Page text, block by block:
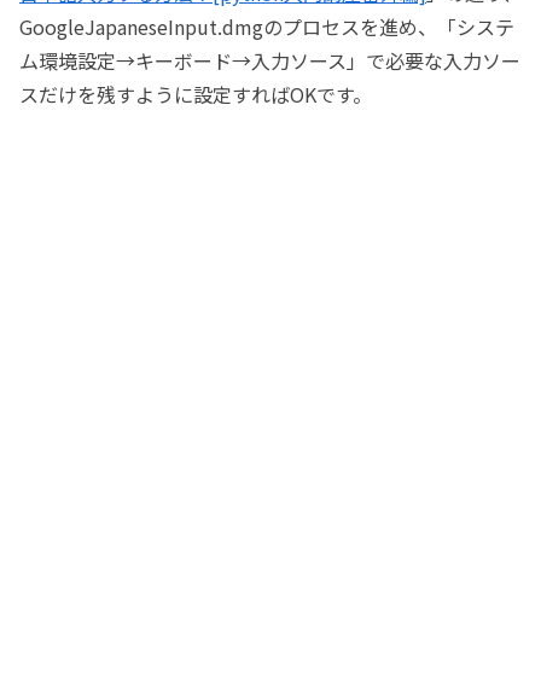
GoogleJapaneseInput.dmgのプロセスを進め、「システ
ム環境設定→キーボード→入力ソース」で必要な入力ソー
スだけを残すように設定すればOKです。